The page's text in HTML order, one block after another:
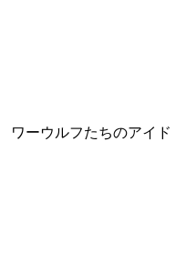
ーウルフたちのアイド